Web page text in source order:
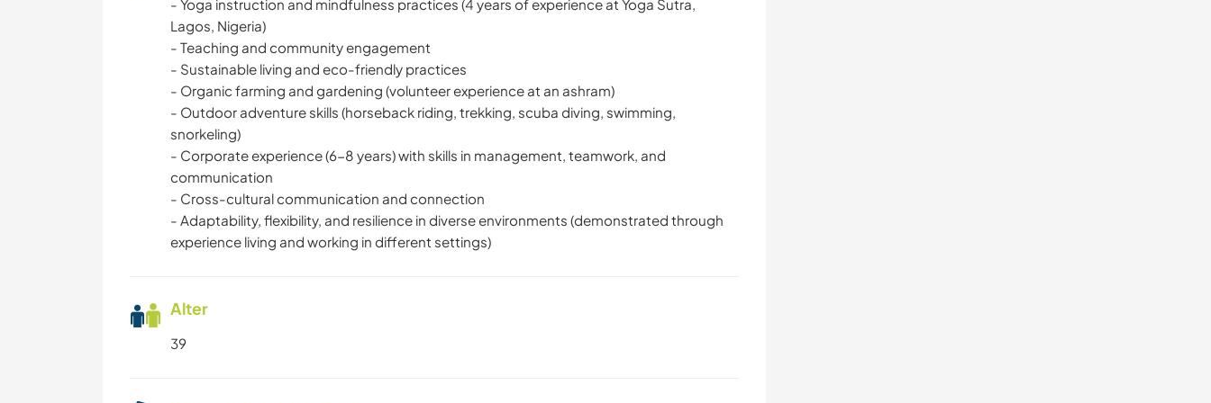
- Yoga instruction and mindfulness practices (4 years of experience at Yoga Sutra,
Lagos, Nigeria)
- Teaching and community engagement
- Sustainable living and eco-friendly practices
- Organic farming and gardening (volunteer experience at an ashram)
- Outdoor adventure skills (horseback riding, trekking, scuba diving, swimming,
snorkeling)
- Corporate experience (6-8 years) with skills in management, teamwork, and
communication
- Cross-cultural communication and connection
- Adaptability, flexibility, and resilience in diverse environments (demonstrated through
experience living and working in different settings)
Alter
39